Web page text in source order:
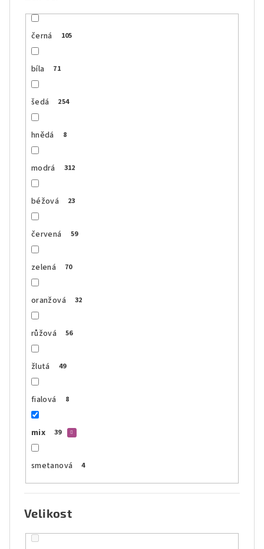
černá 105
bíla 71
šedá 254
hnědá 8
modrá 312
béžová 23
červená 59
zelená 70
oranžová 32
růžová 56
žlutá 49
fialová 8
mix 39
smetanová 4
Velikost